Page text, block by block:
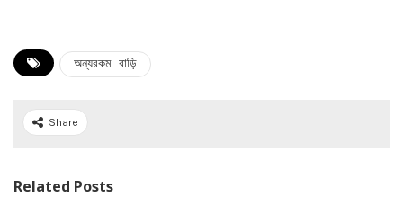
অন্যরকম বাড়ি
Share
Related Posts